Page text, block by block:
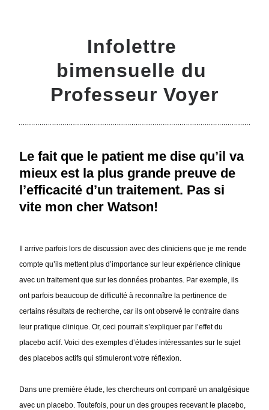
Infolettre
bimensuelle du
Professeur Voyer
Le fait que le patient me dise qu’il va
mieux est la plus grande preuve de
l’efficacité d’un traitement. Pas si
vite mon cher Watson!
Il arrive parfois lors de discussion avec des cliniciens que je me rende
compte qu’ils mettent plus d’importance sur leur expérience clinique
avec un traitement que sur les données probantes. Par exemple, ils
ont parfois beaucoup de difficulté à reconnaître la pertinence de
certains résultats de recherche, car ils ont observé le contraire dans
leur pratique clinique. Or, ceci pourrait s’expliquer par l’effet du
placebo actif. Voici des exemples d’études intéressantes sur le sujet
des placebos actifs qui stimuleront votre réflexion.
Dans une première étude, les chercheurs ont comparé un analgésique
avec un placebo. Toutefois, pour un des groupes recevant le placebo,